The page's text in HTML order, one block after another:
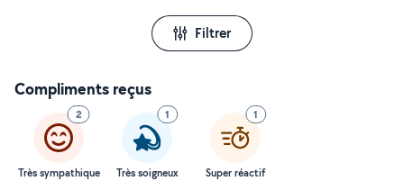
Filtrer
Compliments reçus
2
Très sympathique
1
Très soigneux
1
Super réactif